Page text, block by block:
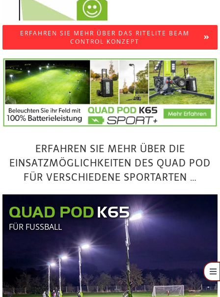
ERFAHREN SIE MEHR ÜBER DAS RITELITE BEAM
CONTROL KONZEPT
ERFAHREN SIE MEHR ÜBER DIE
EINSATZMÖGLICHKEITEN DES QUAD POD
FÜR VERSCHIEDENE SPORTARTEN …
QUAD POD
FÜR FUSSBALL
FORDERN SIE EIN